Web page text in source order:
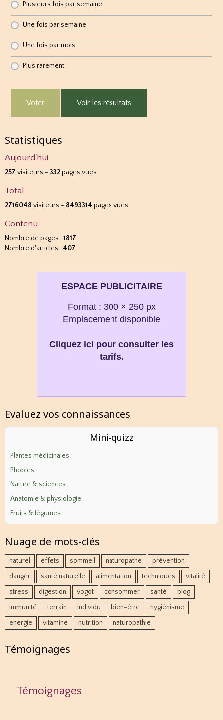
Plusieurs fois par semaine
Une fois par semaine
Une fois par mois
Plus rarement
Voter Voir les résultats
Statistiques
Aujourd'hui
257 visiteurs - 332pages vues
Total
2716048 visiteurs - 8493314 pages vues
Contenu
Nombre de pages :1817
Nombre d'articles : 407
ESPACE PUBLICITAIRE
Format : 300 × 250 px
Emplacement disponible
Cliquez ici pour consulter les
tarifs.
Evaluez vos connaissances
Mini‑quizz
Plantes médicinales
Phobies
Nature & sciences
Anatomie & physiologie
Fruits & légumes
Nuage de mots-clés
naturel effets sommeil naturopathe
prévention
danger
santé naturelle alimentation techniques
vitalité
stress
digestion vogot consommer santé
blog
immunité
terrain individu bien-être
hygiénisme
energie
vitamine nutrition naturopathie
Témoignages
Témoignages